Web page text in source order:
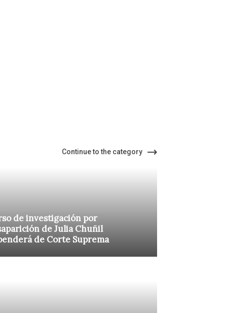
Continue to the category
de investigación por
de Julia Chuñil
de Corte Suprema